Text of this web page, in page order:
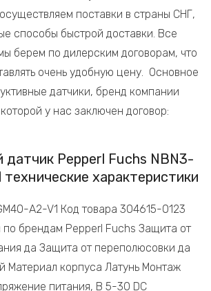
поставки в страны СНГ,
способы быстрой доставки. Все
берем по дилерским договорам, что
очень удобную цену. Основное
датчики, бренд компании
у нас заключен договор:
Pepperl Fuchs NBN3-
характеристики
A2-V1 Код товара 304615-0123
по брендам Pepperl Fuchs Защита от
да Защита от переполюсовки да
Материал корпуса Латунь Монтаж
питания, В 5-30 DC